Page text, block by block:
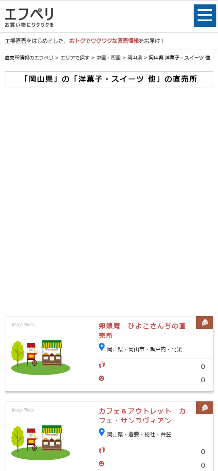
工場直売をはじめとした、 おトクでワクワクな直売情報をお届け！
直売所情報のエフペリ > エリアで探す > 中国・四国 > 岡山県 > 岡山県 洋菓子・スイーツ 他
「岡山県」の「洋菓子・スイーツ 他」の直売所
卵娘庵 ひよこさんちの直
売所
岡山県・岡山市・瀬戸内・高梁
0
0
カフェ＆アウトレット カ
フェ・サンラヴィアン
岡山県・倉敷・総社・井笠
0
0